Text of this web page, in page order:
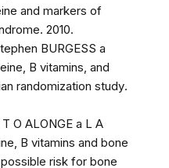
and markers of
. 2010.
BURGESS a
B vitamins, and
randomization study.
O ALONGE a L A
B vitamins and bone
risk for bone